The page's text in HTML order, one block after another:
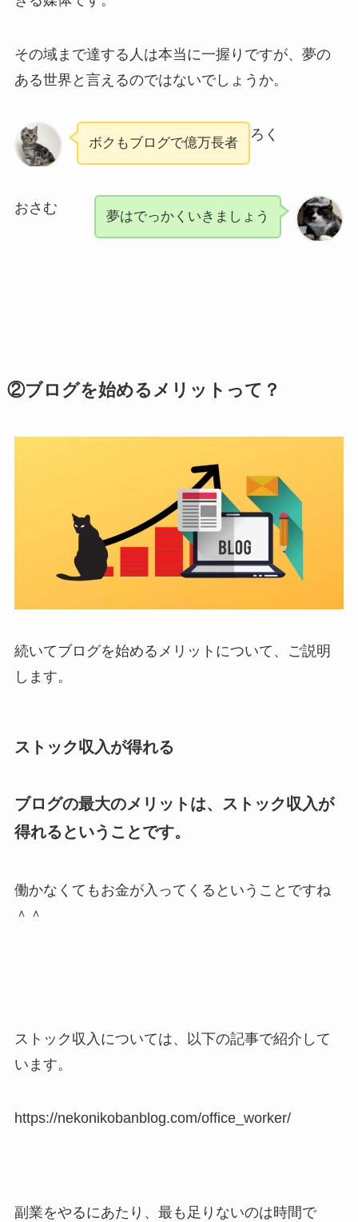
その域まで達する人は本当に一握りですが、夢の
ある世界と言えるのではないでしょうか。
ろく
ボクもブログで億万長者
おさむ
夢はでっかくいきましょう
②ブログを始めるメリットって？
続いてブログを始めるメリットについて、ご説明
します。
ストック収入が得れる
ブログの最大のメリットは、ストック収入が
得れるということです。
働かなくてもお金が入ってくるということですね
＾＾
ストック収入については、以下の記事で紹介して
います。
https://nekonikobanblog.com/office_worker/
副業をやるにあたり、最も足りないのは時間で